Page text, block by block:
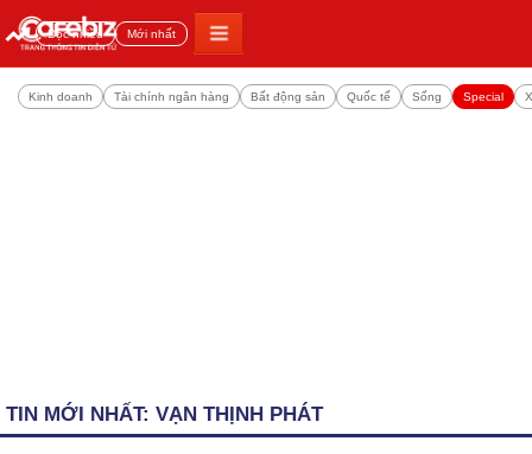
Đọc nhiều Mới nhất
Kinh doanh Tài chính ngân hàng Bất động sản Quốc tế Sống Special
TIN MỚI NHẤT: VẠN THỊNH PHÁT